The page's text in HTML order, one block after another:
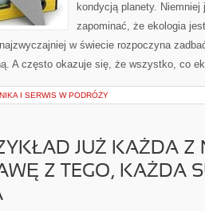
kondycją planety.
zapominać, że ekologia
w świecie rozpoczyna
A często okazuje się, że wszystko, co
I SERWIS W PODRÓŻY
JUŻ KAŻDA Z
Z TEGO, KAŻDA